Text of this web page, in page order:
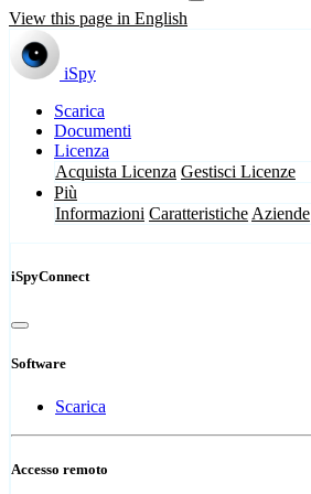
View this page in English
iSpy
Scarica
Documenti
Licenza
Acquista Licenza Gestisci Licenze
Più
Informazioni Caratteristiche Aziende
iSpyConnect
Software
Scarica
Accesso remoto